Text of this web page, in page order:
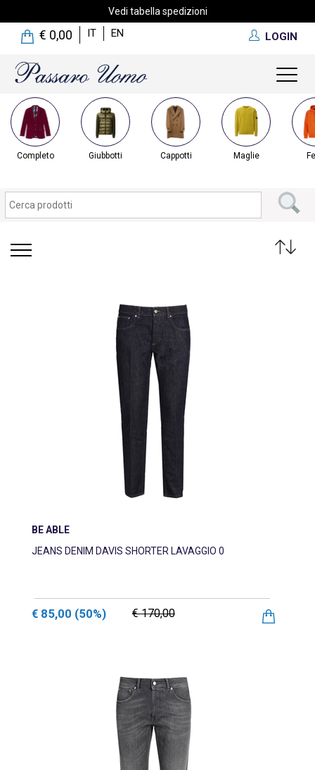
Vedi tabella spedizioni
€ 0,00 IT EN LOGIN
Completo Giubbotti Cappotti Maglie
BE ABLE
JEANS DENIM DAVIS SHORTER LAVAGGIO 0
€ 85,00 (50%) € 170,00